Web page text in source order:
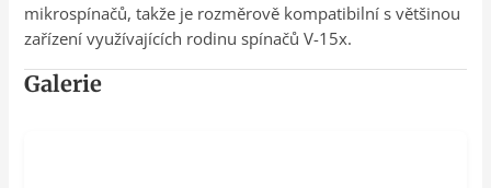
mikrospínačů, takže je rozměrově kompatibilní s většinou
zařízení využívajících rodinu spínačů V-15x.
Galerie